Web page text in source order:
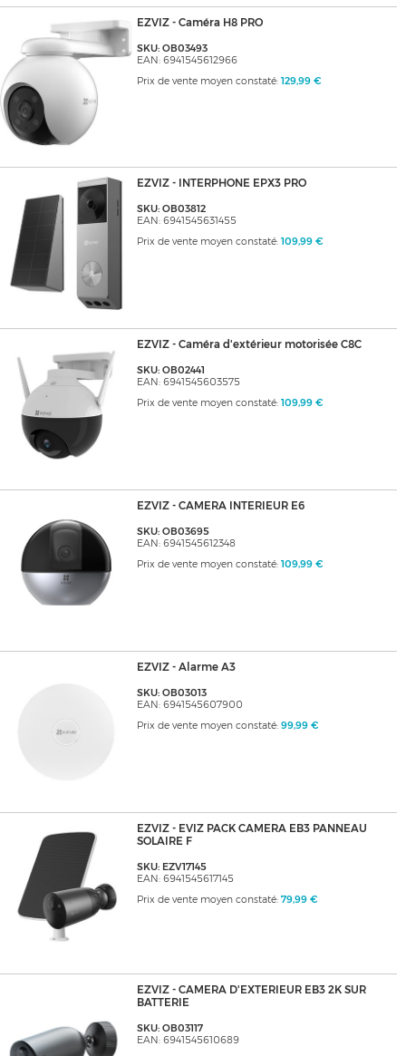
EZVIZ - Caméra H8 PRO
SKU: OB03493
EAN: 6941545612966
Prix de vente moyen constaté: 129,99 €
EZVIZ - INTERPHONE EPX3 PRO
SKU: OB03812
EAN: 6941545631455
Prix de vente moyen constaté: 109,99 €
EZVIZ - Caméra d'extérieur motorisée C8C
SKU: OB02441
EAN: 6941545603575
Prix de vente moyen constaté: 109,99 €
EZVIZ - CAMERA INTERIEUR E6
SKU: OB03695
EAN: 6941545612348
Prix de vente moyen constaté: 109,99 €
EZVIZ - Alarme A3
SKU: OB03013
EAN: 6941545607900
Prix de vente moyen constaté: 99,99 €
EZVIZ - EVIZ PACK CAMERA EB3 PANNEAU
SOLAIRE F
SKU: EZV17145
EAN: 6941545617145
Prix de vente moyen constaté: 79,99 €
EZVIZ - CAMERA D'EXTERIEUR EB3 2K SUR
BATTERIE
SKU: OB03117
EAN: 6941545610689